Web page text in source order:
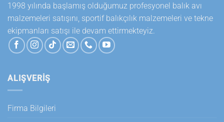
1998 yılında başlamış olduğumuz profesyonel balık avı
malzemeleri satışını, sportif balıkçılık malzemeleri ve tekne
ekipmanları satışı ile devam ettirmekteyiz.
ALIŞVERİŞ
Firma Bilgileri